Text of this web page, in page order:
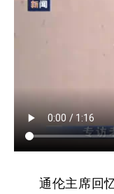
通伦主席回